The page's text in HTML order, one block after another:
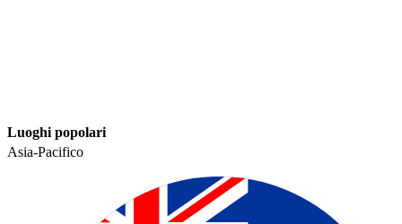
Luoghi popolari​​
Asia-Pacifico​​